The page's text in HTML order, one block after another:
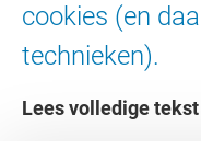
cookies (en
technieken).
Lees volledige tekst
Over de VU
Contact en route